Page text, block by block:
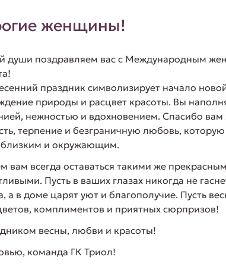
женщины!
души поздравляем вас с Международным
праздник символизирует начало
природы и расцвет красоты. Вы
нежностью и вдохновением. Спасибо вам
терпение и безграничную любовь,
и окружающим.
вам всегда оставаться такими же
Пусть в ваших глазах никогда не
а в доме царят уют и благополучие. Пусть
комплиментов и приятных сюрпризов!
весны, любви и красоты!
команда ГК Триол!